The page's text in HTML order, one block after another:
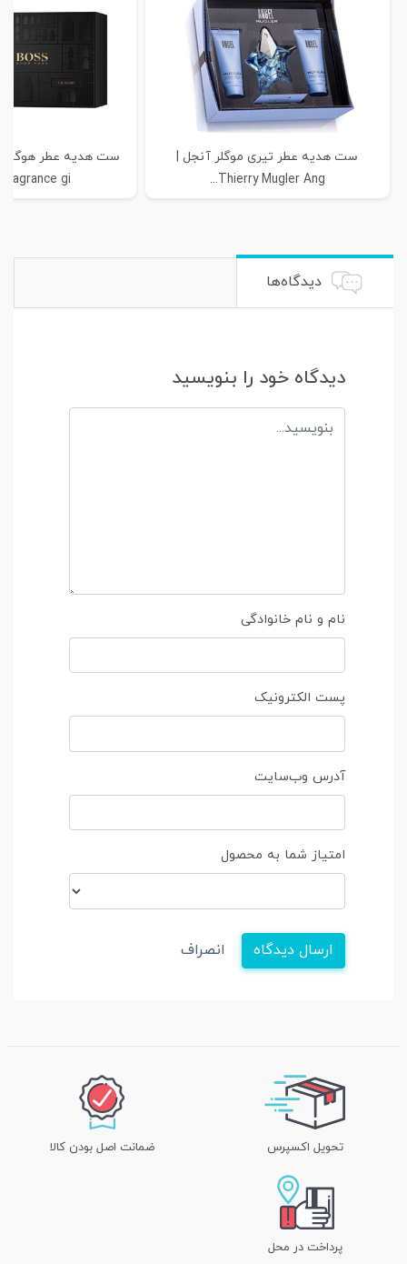
ست هدیه عطر تیری موگلر آنجل |
Thierry Mugler Ang...
gi...
دیدگاه‌ها
دیدگاه خود را بنویسید
نام و نام خانوادگی
پست الکترونیک
آدرس وب‌سایت
امتیاز شما به محصول
ارسال دیدگاه انصراف
تحویل اکسپرس ضمانت اصل بودن کالا
پرداخت در محل